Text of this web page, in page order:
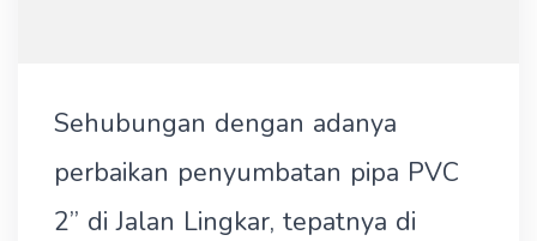
Sehubungan dengan adanya
perbaikan penyumbatan pipa PVC
2” di Jalan Lingkar, tepatnya di